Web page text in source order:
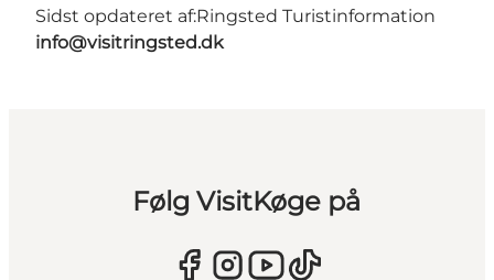
Sidst opdateret af:Ringsted Turistinformation
info@visitringsted.dk
Følg VisitKøge på